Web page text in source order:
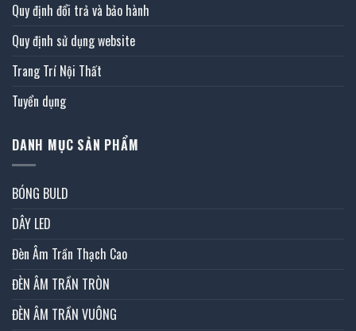
Quy định đổi trả và bảo hành
Quy định sử dụng website
Trang Trí Nội Thất
Tuyển dụng
DANH MỤC SẢN PHẨM
BÓNG BULD
DÂY LED
Đèn Âm Trần Thạch Cao
ĐÈN ÂM TRẦN TRÒN
ĐÈN ÂM TRẦN VUÔNG